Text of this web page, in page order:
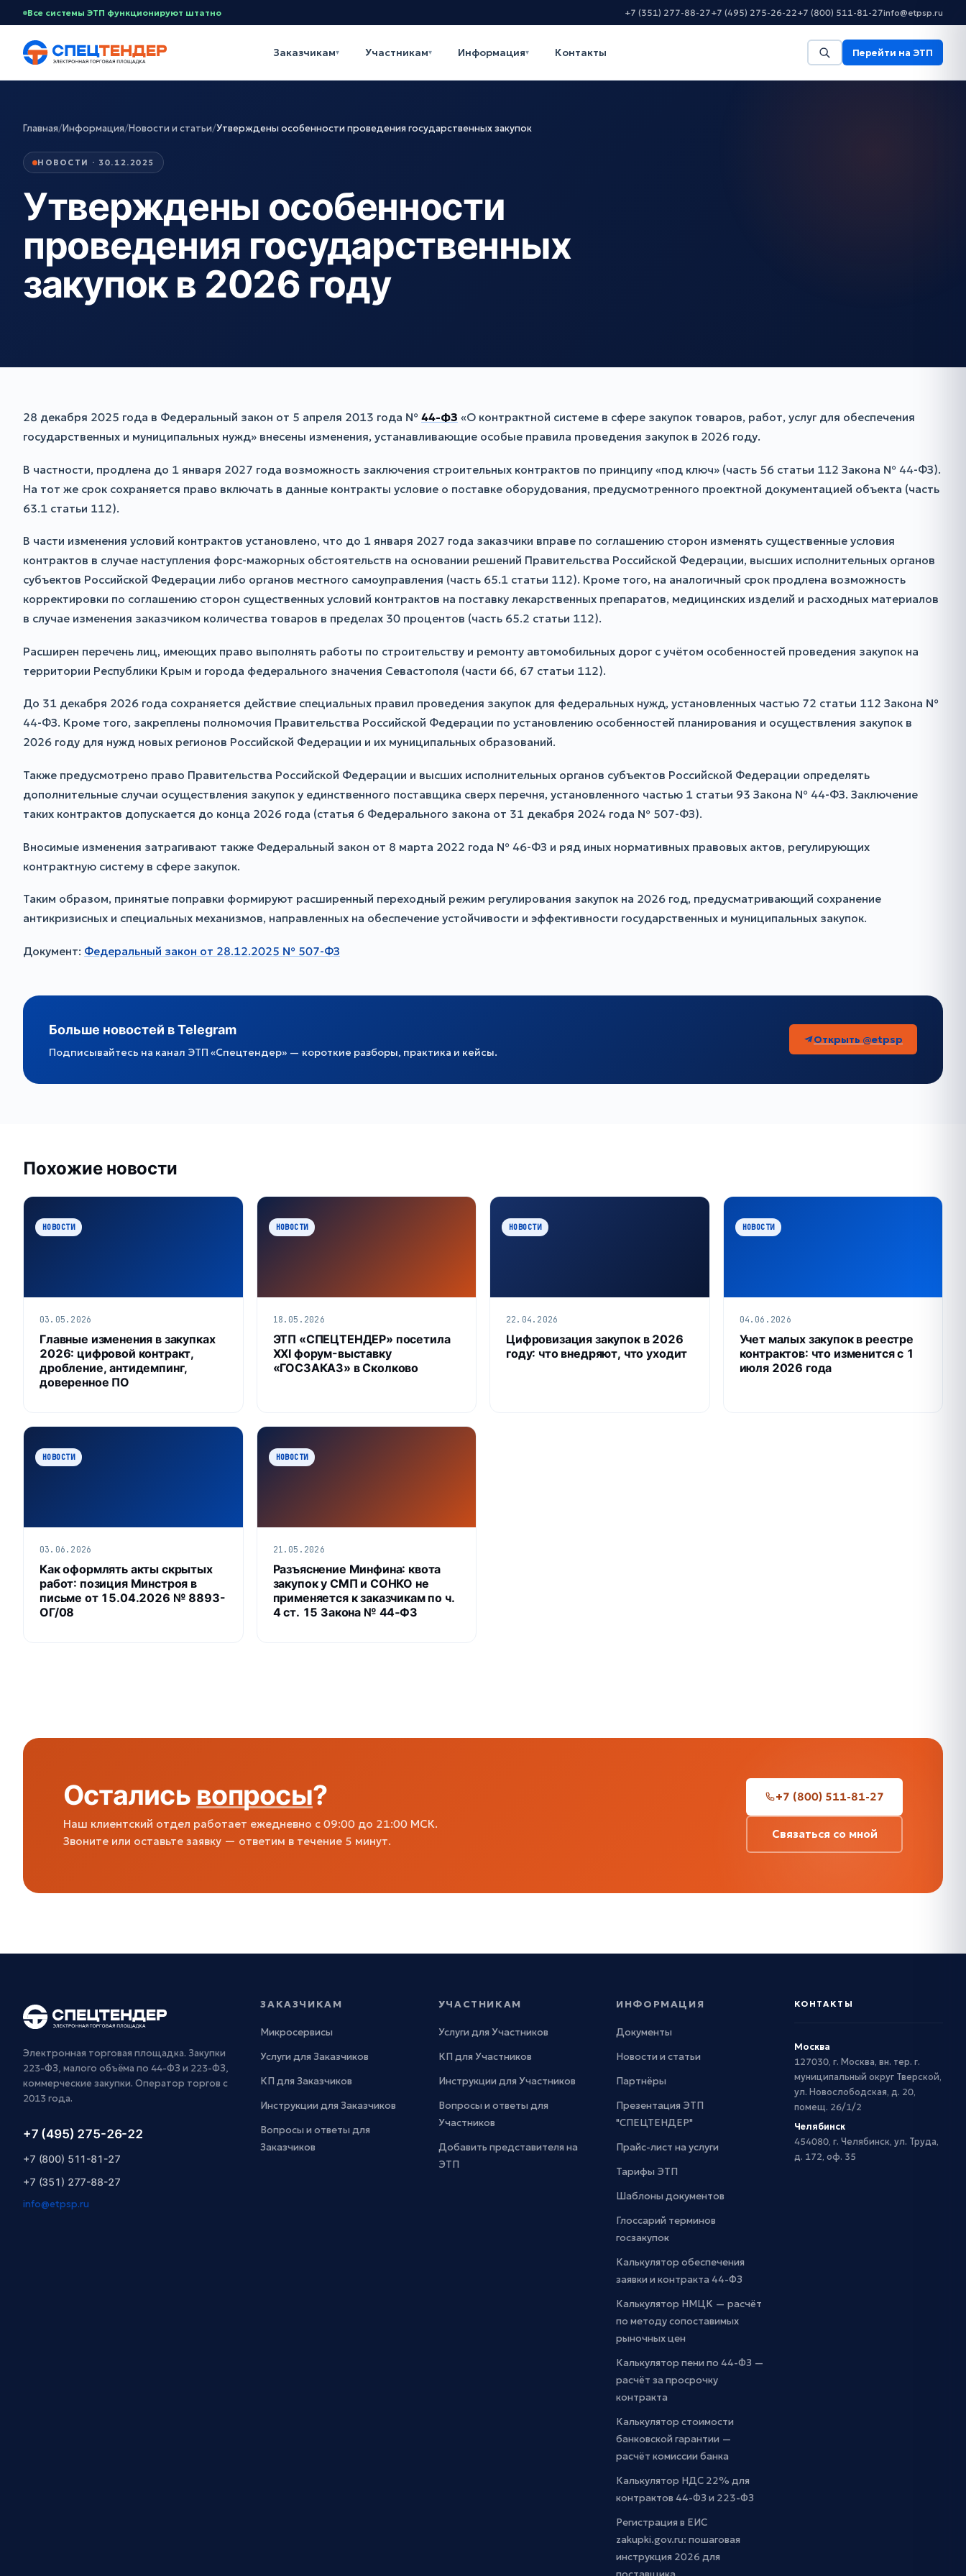
Все системы ЭТП функционируют штатно +7 (351) 277-88-27+7 (495) 275-26-22+7 (800) 511-81-27info@etpsp.ru
Заказчикам▾ Участникам▾ Информация▾ Контакты Перейти на ЭТП
Главная/Информация/Новости и статьи/Утверждены особенности проведения государственных закупок
НОВОСТИ · 30.12.2025
Утверждены особенности
проведения государственных
закупок в 2026 году
28 декабря 2025 года в Федеральный закон от 5 апреля 2013 года № 44-ФЗ «О контрактной системе в сфере закупок товаров, работ, услуг для обеспечения
государственных и муниципальных нужд» внесены изменения, устанавливающие особые правила проведения закупок в 2026 году.
В частности, продлена до 1 января 2027 года возможность заключения строительных контрактов по принципу «под ключ» (часть 56 статьи 112 Закона № 44-ФЗ).
На тот же срок сохраняется право включать в данные контракты условие о поставке оборудования, предусмотренного проектной документацией объекта (часть
63.1 статьи 112).
В части изменения условий контрактов установлено, что до 1 января 2027 года заказчики вправе по соглашению сторон изменять существенные условия
контрактов в случае наступления форс-мажорных обстоятельств на основании решений Правительства Российской Федерации, высших исполнительных органов
субъектов Российской Федерации либо органов местного самоуправления (часть 65.1 статьи 112). Кроме того, на аналогичный срок продлена возможность
корректировки по соглашению сторон существенных условий контрактов на поставку лекарственных препаратов, медицинских изделий и расходных материалов
в случае изменения заказчиком количества товаров в пределах 30 процентов (часть 65.2 статьи 112).
Расширен перечень лиц, имеющих право выполнять работы по строительству и ремонту автомобильных дорог с учётом особенностей проведения закупок на
территории Республики Крым и города федерального значения Севастополя (части 66, 67 статьи 112).
До 31 декабря 2026 года сохраняется действие специальных правил проведения закупок для федеральных нужд, установленных частью 72 статьи 112 Закона №
44-ФЗ. Кроме того, закреплены полномочия Правительства Российской Федерации по установлению особенностей планирования и осуществления закупок в
2026 году для нужд новых регионов Российской Федерации и их муниципальных образований.
Также предусмотрено право Правительства Российской Федерации и высших исполнительных органов субъектов Российской Федерации определять
дополнительные случаи осуществления закупок у единственного поставщика сверх перечня, установленного частью 1 статьи 93 Закона № 44-ФЗ. Заключение
таких контрактов допускается до конца 2026 года (статья 6 Федерального закона от 31 декабря 2024 года № 507-ФЗ).
Вносимые изменения затрагивают также Федеральный закон от 8 марта 2022 года № 46-ФЗ и ряд иных нормативных правовых актов, регулирующих
контрактную систему в сфере закупок.
Таким образом, принятые поправки формируют расширенный переходный режим регулирования закупок на 2026 год, предусматривающий сохранение
антикризисных и специальных механизмов, направленных на обеспечение устойчивости и эффективности государственных и муниципальных закупок.
Документ: Федеральный закон от 28.12.2025 № 507-ФЗ
Больше новостей в Telegram
Подписывайтесь на канал ЭТП «Спецтендер» — короткие разборы, практика и кейсы.
Открыть @etpsp
Похожие новости
НОВОСТИ
03.05.2026
Главные изменения в закупках
2026: цифровой контракт,
дробление, антидемпинг,
доверенное ПО
НОВОСТИ
18.05.2026
ЭТП «СПЕЦТЕНДЕР» посетила
XXI форум-выставку
«ГОСЗАКАЗ» в Сколково
НОВОСТИ
22.04.2026
Цифровизация закупок в 2026
году: что внедряют, что уходит
НОВОСТИ
04.06.2026
Учет малых закупок в реестре
контрактов: что изменится с 1
июля 2026 года
НОВОСТИ
03.06.2026
Как оформлять акты скрытых
работ: позиция Минстроя в
письме от 15.04.2026 № 8893-
ОГ/08
НОВОСТИ
21.05.2026
Разъяснение Минфина: квота
закупок у СМП и СОНКО не
применяется к заказчикам по ч.
4 ст. 15 Закона № 44‑ФЗ
Остались вопросы?
Наш клиентский отдел работает ежедневно с 09:00 до 21:00 МСК.
Звоните или оставьте заявку — ответим в течение 5 минут.
+7 (800) 511-81-27
Связаться со мной
Электронная торговая площадка. Закупки
223-ФЗ, малого объёма по 44-ФЗ и 223-ФЗ,
коммерческие закупки. Оператор торгов с
2013 года.
+7 (495) 275-26-22
+7 (800) 511-81-27
+7 (351) 277-88-27
info@etpsp.ru
ЗАКАЗЧИКАМ
Микросервисы
Услуги для Заказчиков
КП для Заказчиков
Инструкции для Заказчиков
Вопросы и ответы для
Заказчиков
УЧАСТНИКАМ
Услуги для Участников
КП для Участников
Инструкции для Участников
Вопросы и ответы для
Участников
Добавить представителя на
ЭТП
ИНФОРМАЦИЯ
Документы
Новости и статьи
Партнёры
Презентация ЭТП
"СПЕЦТЕНДЕР"
Прайс-лист на услуги
Тарифы ЭТП
Шаблоны документов
Глоссарий терминов
госзакупок
Калькулятор обеспечения
заявки и контракта 44-ФЗ
Калькулятор НМЦК — расчёт
по методу сопоставимых
рыночных цен
Калькулятор пени по 44-ФЗ —
расчёт за просрочку
контракта
Калькулятор стоимости
банковской гарантии —
расчёт комиссии банка
Калькулятор НДС 22% для
контрактов 44-ФЗ и 223-ФЗ
Регистрация в ЕИС
zakupki.gov.ru: пошаговая
инструкция 2026 для
КОНТАКТЫ
Москва
127030, г. Москва, вн. тер. г.
муниципальный округ Тверской,
ул. Новослободская, д. 20,
помещ. 26/1/2
Челябинск
454080, г. Челябинск, ул. Труда,
д. 172, оф. 35